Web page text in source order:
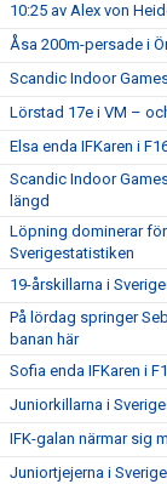
10:25 av Alex von
Åsa 200m-persade i
Scandic Indoor
Lörstad 17e i VM –
Elsa enda IFKaren i
Scandic Indoor
längd
Löpning dominerar
Sverigestatistiken
19-årskillarna i
På lördag springer
banan här
Sofia enda IFKaren i
Juniorkillarna i
IFK-galan närmar sig
Juniortjejerna i